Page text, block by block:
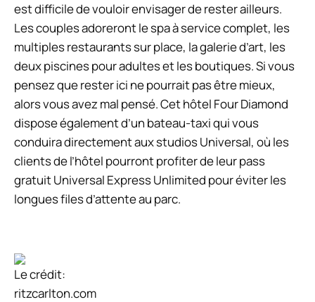
est difficile de vouloir envisager de rester ailleurs.
Les couples adoreront le spa à service complet, les
multiples restaurants sur place, la galerie d’art, les
deux piscines pour adultes et les boutiques. Si vous
pensez que rester ici ne pourrait pas être mieux,
alors vous avez mal pensé. Cet hôtel Four Diamond
dispose également d’un bateau-taxi qui vous
conduira directement aux studios Universal, où les
clients de l’hôtel pourront profiter de leur pass
gratuit Universal Express Unlimited pour éviter les
longues files d’attente au parc.
Le crédit:
ritzcarlton.com